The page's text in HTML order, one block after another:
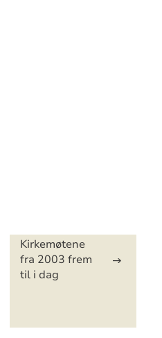
Kirkemøtene
fra 2003 frem
til i dag